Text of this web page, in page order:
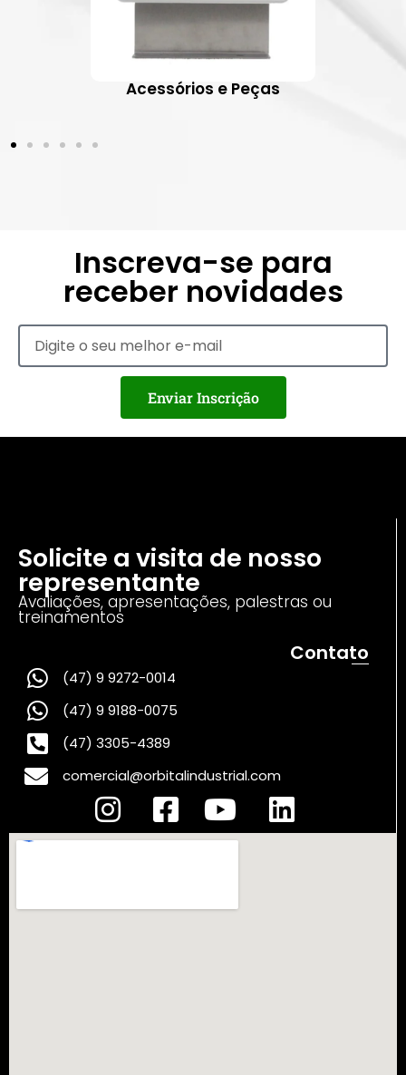
Acessórios e Peças
Inscreva-se para
receber novidades
Enviar Inscrição
Solicite a visita de nosso
representante
Avaliações, apresentações, palestras ou
treinamentos
Contato
(47) 9 9272-0014
(47) 9 9188-0075
(47) 3305-4389
comercial@orbitalindustrial.com